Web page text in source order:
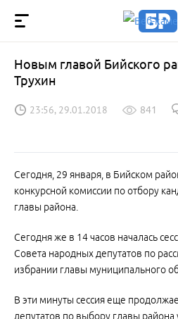
Новым главой Бийского
Трухин
23:56, 29.01.2018 841
Сегодня, 29 января, в Бийском
конкурсной комиссии по отбору
главы района.
Сегодня же в 14 часов началась
Совета народных депутатов по
избрании главы муниципального
В эти минуты сессия еще
депутатов по выбору главы района